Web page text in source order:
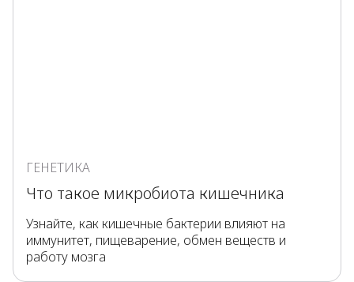
ГЕНЕТИКА
Что такое микробиота кишечника
Узнайте, как кишечные бактерии влияют на
иммунитет, пищеварение, обмен веществ и
работу мозга